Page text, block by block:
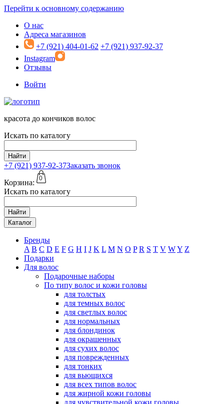
Перейти к основному содержанию
О нас
Адреса магазинов
+7 (921) 404-01-62 +7 (921) 937-92-37
Instagram
Отзывы
Войти
красота до кончиков волос
Искать по каталогу
Найти
+7 (921) 937-92-37Заказать звонок
Корзина:
0
Искать по каталогу
Найти
Каталог
Бренды
A B C D E F G H I J K L M N O P R S T V WY Z
Подарки
Для волос
Подарочные наборы
По типу волос и кожи головы
для толстых
для темных волос
для светлых волос
для нормальных
для блондинок
для окрашенных
для сухих волос
для поврежденных
для тонких
для вьющихся
для всех типов волос
для жирной кожи головы
для чувствительной кожи головы